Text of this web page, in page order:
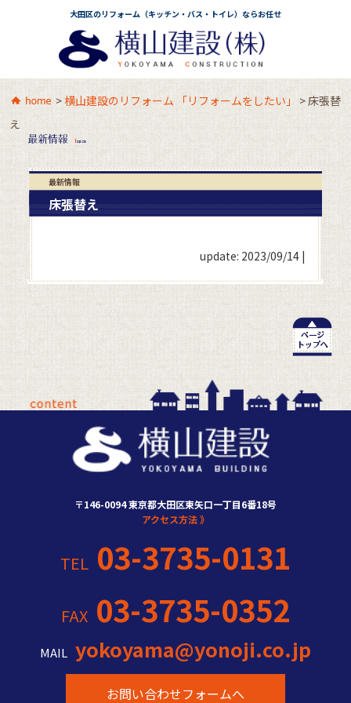
大田区のリフォーム（キッチン・バス・トイレ）ならお任せ
>横山建設のリフォーム 「リフォームをしたい」 > 床張替
え
最新情報
床張替え
update: 2023/09/14 |
〒146-0094 東京都大田区東矢口一丁目6番18号
アクセス方法 》
TEL 03-3735-0131
FAX 03-3735-0352
MAIL yokoyama@yonoji.co.jp
お問い合わせフォームへ